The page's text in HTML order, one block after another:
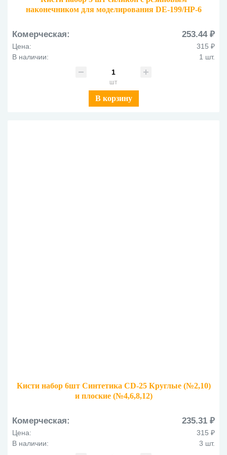
наконечником для моделирования DE-199/HP-6
Комерческая: 253.44 ₽
Цена:
315 ₽
В наличии:
1 шт.
шт
В корзину
Кисти набор 6шт Синтетика CD-25 Круглые (№2,10)
и плоские (№4,6,8,12)
Комерческая: 235.31 ₽
Цена:
315 ₽
В наличии:
3 шт.